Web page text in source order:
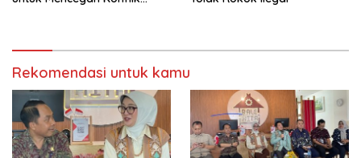
Rekomendasi untuk kamu